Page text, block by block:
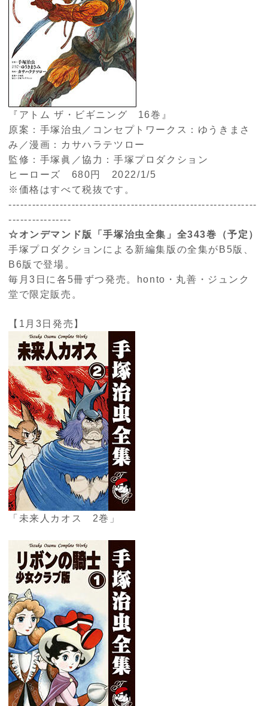
『アトム ザ・ビギニング 16巻』
原案：手塚治虫／コンセプトワークス：ゆうきまさ
み／漫画：カサハラテツロー
監修：手塚眞／協力：手塚プロダクション
ヒーローズ 680円 2022/1/5
※価格はすべて税抜です。
---------------------------------------------------------------
----------------
☆オンデマンド版「手塚治虫全集」全343巻（予定）
手塚プロダクションによる新編集版の全集がB5版、
B6版で登場。
毎月3日に各5冊ずつ発売。honto・丸善・ジュンク
堂で限定販売。
【1月3日発売】
「未来人カオス 2巻」